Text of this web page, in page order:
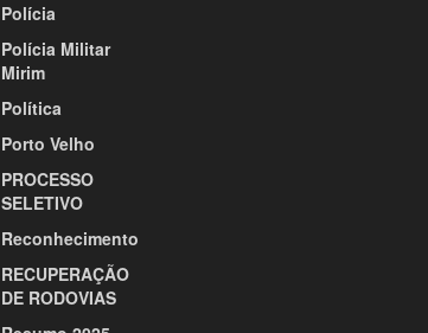
Polícia
Polícia Militar
Mirim
Política
Porto Velho
PROCESSO
SELETIVO
Reconhecimento
RECUPERAÇÃO
DE RODOVIAS